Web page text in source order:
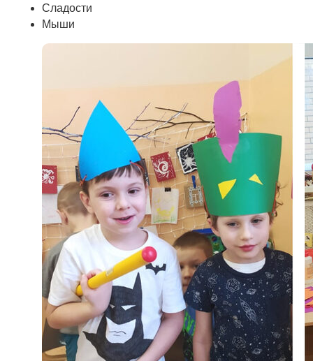
Сладости
Мыши
ООО «Бабашки»
ИНН 7 842 194 871 / ОГРН 1 217 800 125 993
Юридический адрес:
Санкт-Петербург, Невский проспект, 97, кв. 21
Адрес места осуществления образовательной деятельности:
Санкт-Петербург, Шуваловский проспект, 37 к1, комната № 6
Сведения об образовательной организации
Политика конфиденциальности
partners@babashki.ru
Партнёрам и дилерам: